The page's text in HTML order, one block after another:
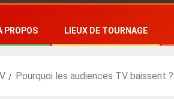
PROPOS LIEUX DE TOURNAGE
Pourquoi les audiences TV baissent ?